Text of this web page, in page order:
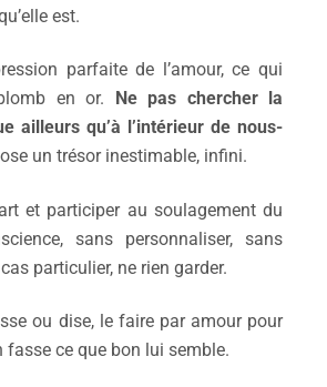
est.
parfaitede l’amour,ce qui
en or.
Ne pas chercher
a
ailleurs qu’à l’intérieur de nous-
un trésor inestimable, infini.
et participerau soulagement du
sans personnaliser, sans
particulier, ne rien garder.
ou dise, le fairepar amour pour
fasse ce que bon lui semble.